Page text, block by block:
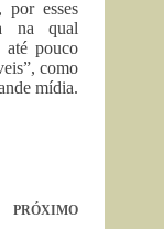
por esses
na qual
até pouco
como
mídia.
PRÓXIMO